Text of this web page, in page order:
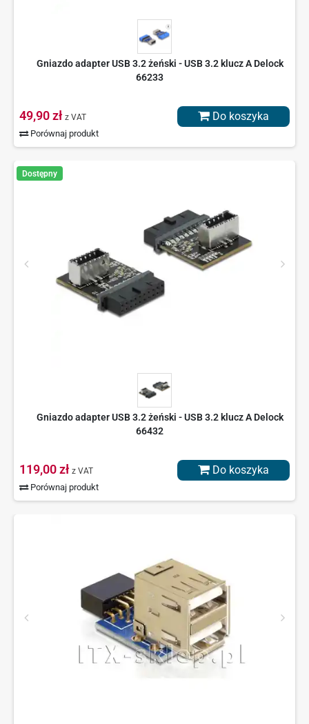
Gniazdo adapter USB 3.2 żeński - USB 3.2 klucz A Delock
66233
49,90 zł z VAT
Porównaj produkt
Do koszyka
Dostępny
Gniazdo adapter USB 3.2 żeński - USB 3.2 klucz A Delock
66432
119,00 zł z VAT
Porównaj produkt
Do koszyka